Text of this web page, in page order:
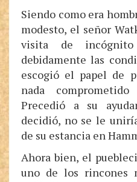
Siendo como era
modesto, el señor
visita de
debidamente las
escogió el papel de
nada
Precedió a su
decidió, no se le
de su estancia en
Ahora bien, el
uno de los rincones